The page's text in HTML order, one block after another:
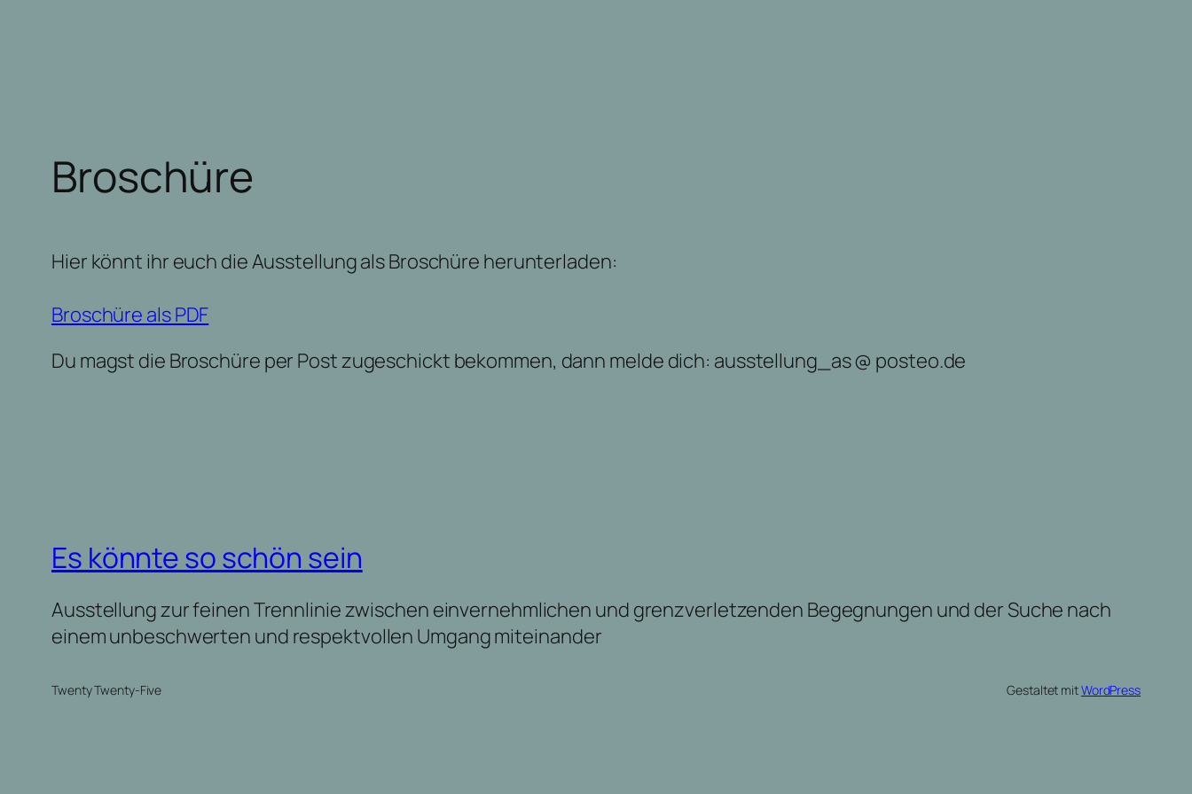
Broschüre
Hier könnt ihr euch die Ausstellung als Broschüre herunterladen:
Broschüre als PDF
Du magst die Broschüre per Post zugeschickt bekommen, dann melde dich: ausstellung_as @ posteo.de
Es könnte so schön sein
Ausstellung zur feinen Trennlinie zwischen einvernehmlichen und grenzverletzenden Begegnungen und der Suche nach
einem unbeschwerten und respektvollen Umgang miteinander
Twenty Twenty-Five Gestaltet mitWordPress